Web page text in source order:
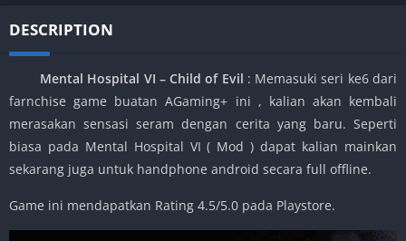
DESCRIPTION
Mental Hospital VI – Child of Evil : Memasuki seri ke6 dari
farnchise game buatan AGaming+ ini , kalian akan kembali
merasakan sensasi seram dengan cerita yang baru. Seperti
biasa pada Mental Hospital VI ( Mod ) dapat kalian mainkan
sekarang juga untuk handphone android secara full offline.
Game ini mendapatkan Rating 4.5/5.0 pada Playstore.